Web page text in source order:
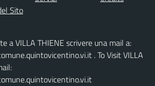
Sito
a VILLA THIENE scrivere una mail a:
. To Visit VILLA